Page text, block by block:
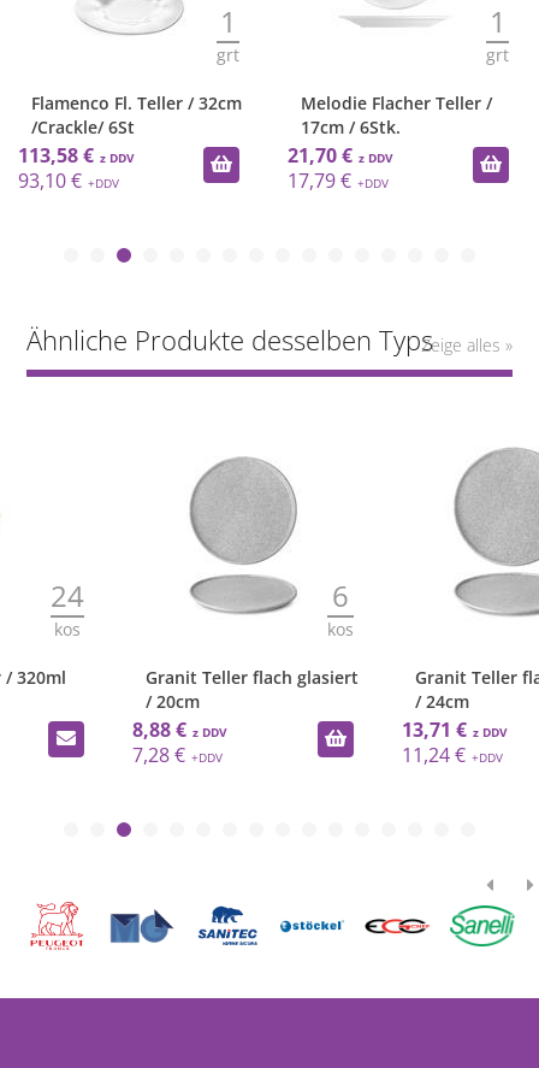
1
grt
Flamenco Fl. Teller / 32cm
/Crackle/ 6St
113,58 €
93,10 €
1
grt
Melodie Flacher Teller /
17cm / 6Stk.
21,70 €
17,79 €
Ähnliche Produkte desselben TypsZeige alles »
Granit Teller flach glasiert
8,88 €
7,28 €
Granit Teller flach glasiert
13,71 €
11,24 €